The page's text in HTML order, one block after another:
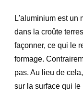
L'aluminium est un
dans la croûte
façonner, ce qui le
formage.
pas. Au lieu de
sur la surface qui